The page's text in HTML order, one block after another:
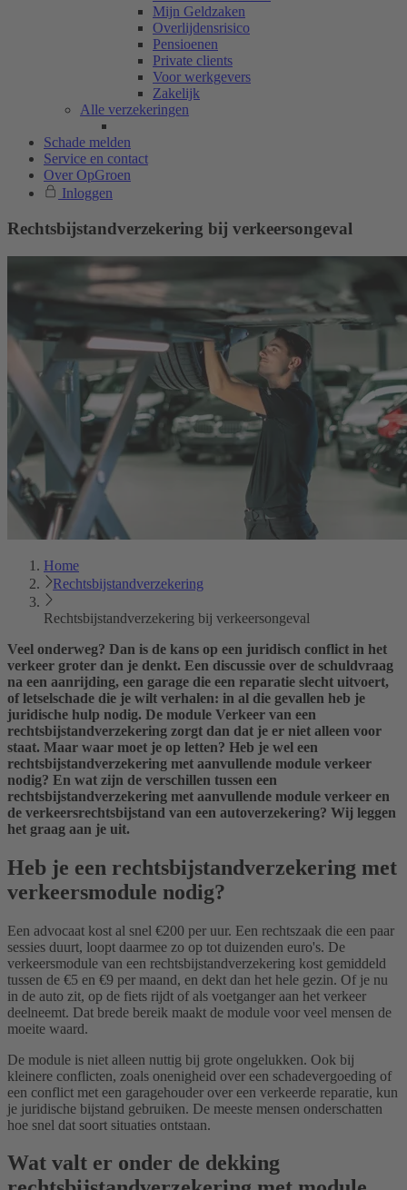
Mijn Geldzaken
Overlijdensrisico
Pensioenen
Private clients
Voor werkgevers
Zakelijk
Alle verzekeringen
Schade melden
Service en contact
Over OpGroen
Inloggen
Rechtsbijstand­verzekering bij verkeersongeval
Home
Rechtsbijstandverzekering
Rechtsbijstand­verzekering bij verkeersongeval
Veel onderweg? Dan is de kans op een juridisch conflict in het
verkeer groter dan je denkt. Een discussie over de schuldvraag
na een aanrijding, een garage die een reparatie slecht uitvoert,
of letselschade die je wilt verhalen: in al die gevallen heb je
juridische hulp nodig. De module Verkeer van een
rechtsbijstandverzekering zorgt dan dat je er niet alleen voor
staat. Maar waar moet je op letten? Heb je wel een
rechtsbijstandverzekering met aanvullende module verkeer
nodig? En wat zijn de verschillen tussen een
rechtsbijstandverzekering met aanvullende module verkeer en
de verkeersrechtsbijstand van een autoverzekering? Wij leggen
het graag aan je uit.
Heb je een rechtsbijstandverzekering met
verkeersmodule nodig?
Een advocaat kost al snel €200 per uur. Een rechtszaak die een paar
sessies duurt, loopt daarmee zo op tot duizenden euro's. De
verkeersmodule van een rechtsbijstandverzekering kost gemiddeld
tussen de €5 en €9 per maand, en dekt dan het hele gezin. Of je nu
in de auto zit, op de fiets rijdt of als voetganger aan het verkeer
deelneemt. Dat brede bereik maakt de module voor veel mensen de
moeite waard.
De module is niet alleen nuttig bij grote ongelukken. Ook bij
kleinere conflicten, zoals onenigheid over een schadevergoeding of
een conflict met een garagehouder over een verkeerde reparatie, kun
je juridische bijstand gebruiken. De meeste mensen onderschatten
hoe snel dat soort situaties ontstaan.
Wat valt er onder de dekking